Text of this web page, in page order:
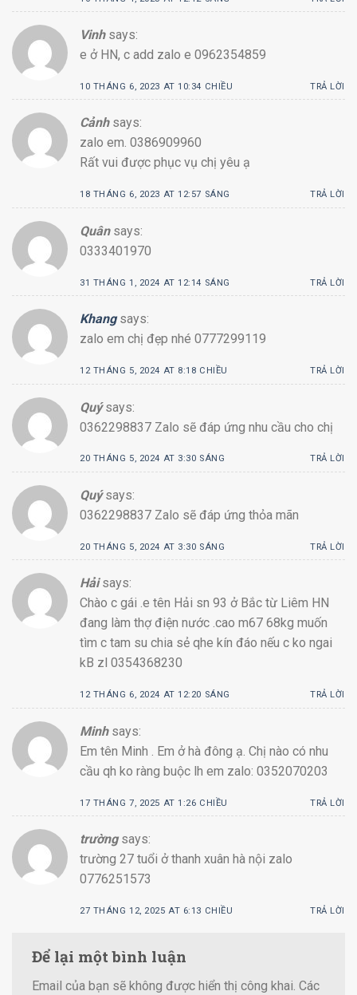
Vinh says:
e ở HN, c add zalo e 0962354859
10 THÁNG 6, 2023 AT 10:34 CHIỀU TRẢ LỜI
Cảnh says:
zalo em. 0386909960
Rất vui được phục vụ chị yêu ạ
18 THÁNG 6, 2023 AT 12:57 SÁNG TRẢ LỜI
Quân says:
0333401970
31 THÁNG 1, 2024 AT 12:14 SÁNG TRẢ LỜI
Khang says:
zalo em chị đẹp nhé 0777299119
12 THÁNG 5, 2024 AT 8:18 CHIỀU TRẢ LỜI
Quý says:
0362298837 Zalo sẽ đáp ứng nhu cầu cho chị
20 THÁNG 5, 2024 AT 3:30 SÁNG TRẢ LỜI
Quý says:
0362298837 Zalo sẽ đáp ứng thỏa mãn
20 THÁNG 5, 2024 AT 3:30 SÁNG TRẢ LỜI
Hải says:
Chào c gái .e tên Hải sn 93 ở Bắc từ Liêm HN
đang làm thợ điện nước .cao m67 68kg muốn
tìm c tam su chia sẻ qhe kín đáo nếu c ko ngai
kB zl 0354368230
12 THÁNG 6, 2024 AT 12:20 SÁNG TRẢ LỜI
Minh says:
Em tên Minh . Em ở hà đông ạ. Chị nào có nhu
cầu qh ko ràng buộc lh em zalo: 0352070203
17 THÁNG 7, 2025 AT 1:26 CHIỀU TRẢ LỜI
trường says:
trường 27 tuổi ở thanh xuân hà nội zalo
0776251573
27 THÁNG 12, 2025 AT 6:13 CHIỀU TRẢ LỜI
Để lại một bình luận
Email của bạn sẽ không được hiển thị công khai. Các